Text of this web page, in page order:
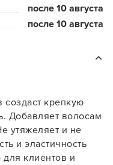
после 10 августа
после 10 августа
создаст крепкую
Добавляет волосам
утяжеляет и не
и эластичность
для клиентов и